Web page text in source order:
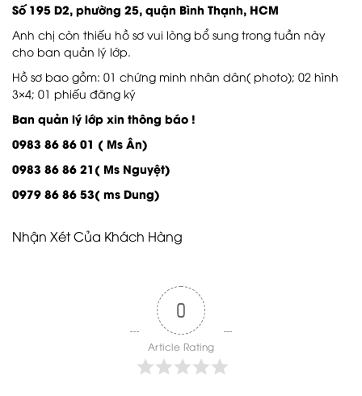
Số 195 D2, phường 25, quận Bình Thạnh, HCM
Anh chị còn thiếu hồ sơ vui lòng bổ sung trong tuần này
cho ban quản lý lớp.
Hồ sơ bao gồm: 01 chứng minh nhân dân( photo); 02 hình
3×4; 01 phiếu đăng ký
Ban quản lý lớp xin thông báo !
0983 86 86 01 ( Ms Ân)
0983 86 86 21( Ms Nguyệt)
0979 86 86 53( ms Dung)
Nhận Xét Của Khách Hàng
0
Article Rating